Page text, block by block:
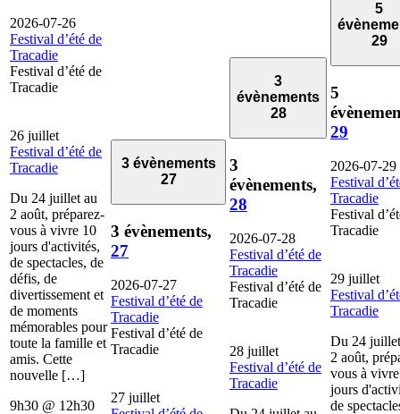
2026-07-26
Festival d’été de
Tracadie
Festival d’été de
Tracadie
26 juillet
Festival d’été de
Tracadie
Du 24 juillet au
2 août, préparez-
vous à vivre 10
jours d'activités,
de spectacles, de
défis, de
divertissement et
de moments
mémorables pour
toute la famille et
amis. Cette
nouvelle […]
9h30 @ 12h30
3 évènements
27
3 évènements,
27
2026-07-27
Festival d’été de
Tracadie
Festival d’été de
Tracadie
27 juillet
3
évènements
28
3
évènements,
28
2026-07-28
Festival d’été de
Tracadie
Festival d’été de
Tracadie
28 juillet
Festival d’été de
Tracadie
5
29
5
29
2026-07-29
Festival
Tracadie
Festival
Tracadie
29 juillet
Festival
Tracadie
Du 24
2 août,
vous à
jours
de